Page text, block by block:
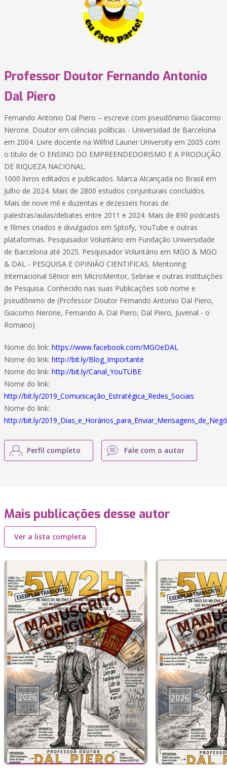
Professor Doutor Fernando Antonio
Dal Piero
Fernando Antonio Dal Piero – escreve com pseudônimo Giacomo
Nerone. Doutor em ciências políticas - Universidad de Barcelona
em 2004. Livre docente na Wilfrid Laurier University em 2005 com
o titulo de O ENSINO DO EMPREENDEDORISMO E A PRODUÇÃO
DE RIQUEZA NACIONAL.
1000 livros editados e publicados. Marca Alcançada no Brasil em
Julho de 2024. Mais de 2800 estudos conjunturais concluídos.
Mais de nove mil e duzentas e dezesseis horas de
palestras/aulas/debates entre 2011 e 2024. Mais de 890 podcasts
e filmes criados e divulgados em Sptofy, YouTube e outras
plataformas. Pesquisador Voluntário em Fundação Universidade
de Barcelona até 2025. Pesquisador Voluntário em MGO & MGO
& DAL - PESQUISA E OPINIÃO CIENTIFICAS. Mentoring
Internacional Sênior em MicroMentor, Sebrae e outras instituições
de Pesquisa. Conhecido nas suas Publicações sob nome e
pseudônimo de (Professor Doutor Fernando Antonio Dal Piero,
Giacomo Nerone, Fernando A. Dal Piero, Dal Piero, Juvenal - o
Romano)
Nome do link: https://www.facebook.com/MGOeDAL
Nome do link: http://bit.ly/Blog_Importante
Nome do link: http://bit.ly/Canal_YouTUBE
Nome do link:
http://bit.ly/2019_Comunicação_Estratégica_Redes_Sociais
Nome do link:
http://bit.ly/
Perfil completo Fale com o autor
Mais publicações desse autor
Ver a lista completa